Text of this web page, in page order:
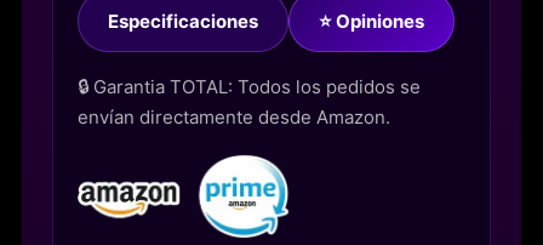
Especificaciones ⭐ Opiniones
🔒 Garantia TOTAL: Todos los pedidos se
envían directamente desde Amazon.